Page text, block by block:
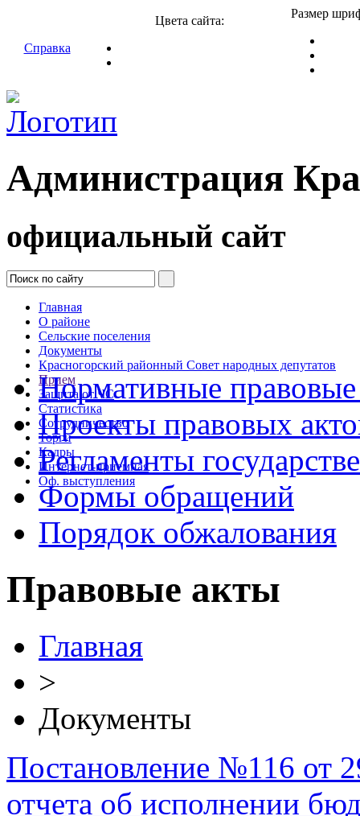
Справка
Цвета сайта:
Размер
Администрация
официальный сайт
Главная
О районе
Сельские поселения
Документы
Красногорский районный Совет народных депутатов
Прием
Защита от ЧС
Статистика
Сотрудничество
Торги
Кадры
Интернет-приемная
Оф. выступления
Нормативные
Проекты правовых
Регламенты
Формы обращений
Порядок обжалования
Правовые акты
Главная
>
Документы
Постановление №116 от
отчета об исполнении